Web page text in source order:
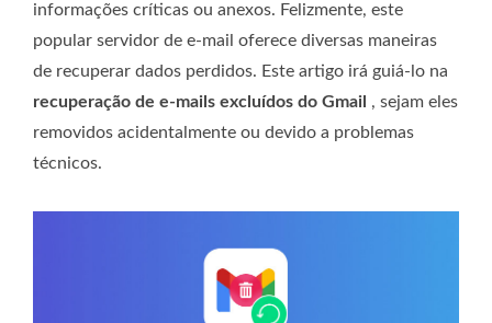
informações críticas ou anexos. Felizmente, este
popular servidor de e-mail oferece diversas maneiras
de recuperar dados perdidos. Este artigo irá guiá-lo na
recuperação de e-mails excluídos do Gmail , sejam eles
removidos acidentalmente ou devido a problemas
técnicos.